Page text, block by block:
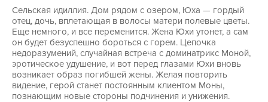
Сельская идиллия. Дом рядом с озером, Юха — гордый
отец, дочь, вплетающая в волосы матери полевые цветы.
Еще немного, и все переменится. Жена Юхи утонет, а сам
он будет безуспешно бороться с горем. Цепочка
недоразумений, случайная встреча с доминатрикс Моной,
эротическое удушение, и вот перед глазами Юхи вновь
возникает образ погибшей жены. Желая повторить
видение, герой станет постоянным клиентом Моны,
познающим новые стороны подчинения и унижения.